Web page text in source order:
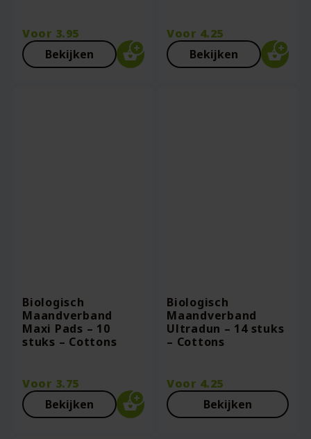
Voor 3.95
Bekijken
Voor 4.25
Bekijken
Biologisch
Maandverband
Maxi Pads – 10
stuks – Cottons
Voor 3.75
Bekijken
Biologisch
Maandverband
Ultradun – 14 stuks
– Cottons
Voor 4.25
Bekijken